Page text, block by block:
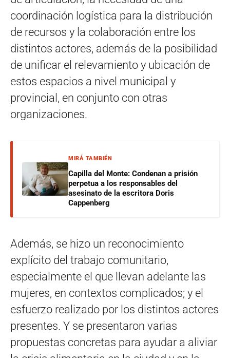
coordinación logística para la distribución
de recursos y la colaboración entre los
distintos actores, además de la posibilidad
de unificar el relevamiento y ubicación de
estos espacios a nivel municipal y
provincial, en conjunto con otras
organizaciones.
MIRÁ TAMBIÉN
Capilla del Monte: Condenan a prisión
perpetua a los responsables del
asesinato de la escritora Doris
Cappenberg
Además, se hizo un reconocimiento
explícito del trabajo comunitario,
especialmente el que llevan adelante las
mujeres, en contextos complicados; y el
esfuerzo realizado por los distintos actores
presentes. Y se presentaron varias
propuestas concretas para ayudar a aliviar